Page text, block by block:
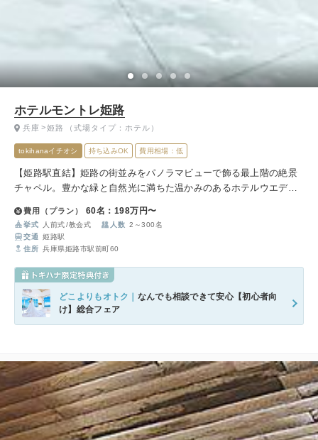
ホテルモントレ姫路
tokihanaイチオシ 持ち込みOK 費用相場：低
【姫路駅直結】姫路の街並みをパノラマビューで飾る最上階の絶景
チャペル。豊かな緑と自然光に満ちた温かみのあるホテルウエディ
兵庫 姫路 （式場タイプ：ホテル）
費用（プラン） 60名：198万円〜
挙式 人前式 教会式 人数 2～300名
交通
姫路駅
住所 兵庫県姫路市駅前町60
どこよりもオトク｜ なんでも相談できて安心【初心者向
け】総合フェア